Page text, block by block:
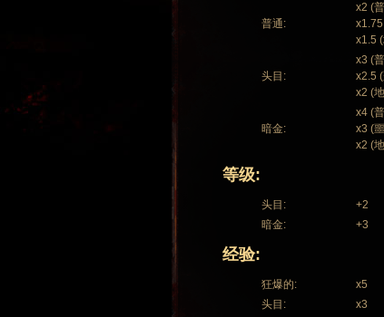
普通:
x2 (
x1.5
头目:
x3 (
x2.5
x2 (
暗金:
x4 (
x3 (
x2 (
等级:
头目:
+2
暗金:
+3
经验:
狂爆的:
x5
头目:
x3